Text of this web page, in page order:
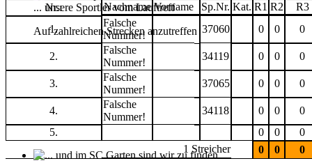
... unsere Sportler vom Lauftreff
Auf zahlreichen Strecken anzutreffen
Nr.: Nachname Vorname Sp.Nr. Kat. R1 R2
R3
1.
Falsche
Nummer!
37060 0 0 0
2.
Falsche
Nummer!
34119 0 0 0
3.
Falsche
Nummer!
37065 0 0 0
4.
Falsche
Nummer!
34118 0 0
0
5.
0 0
0
1 Streicher
0 0 0